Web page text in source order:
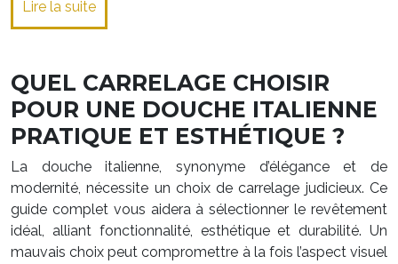
Lire la suite
QUEL CARRELAGE CHOISIR
POUR UNE DOUCHE ITALIENNE
PRATIQUE ET ESTHÉTIQUE ?
La douche italienne, synonyme d’élégance et de
modernité, nécessite un choix de carrelage judicieux. Ce
guide complet vous aidera à sélectionner le revêtement
idéal, alliant fonctionnalité, esthétique et durabilité. Un
mauvais choix peut compromettre à la fois l’aspect visuel